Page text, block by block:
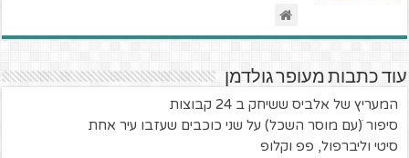
עוד כתבות מעופר גולדמן
המעריץ של אלביס ששיחק ב 24 קבוצות
סיפור ׁ(עם מוסר השכל) על שני כוכבים שעזבו עיר אחת
סיטי וליברפול, פפ וקלופ